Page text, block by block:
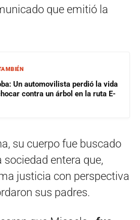
que emitió la
Un automovilista perdió la vida
contra un árbol en la ruta E-
su cuerpo fue buscado
sociedad entera que,
justicia con perspectiva
sus padres.